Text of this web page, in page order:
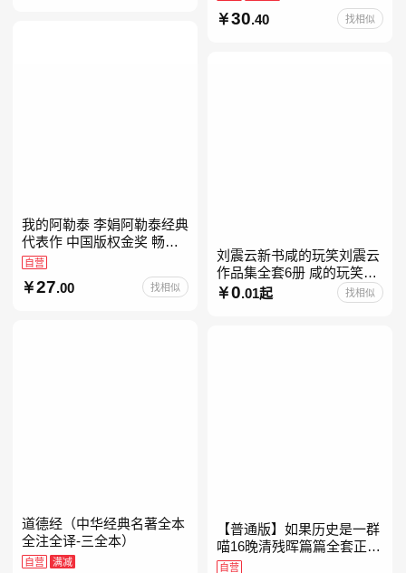
30.40 找相似
我的阿勒泰 李娟阿勒泰经典
代表作 中国版权金奖 畅销
超200万册 同名剧8.9分爆款
北疆大地的旷野之梦 当当自
营
自营
27.00 找相似
刘震云新书咸的玩笑刘震云
作品集全套6册 咸的玩笑
+一句顶一万句+一日三秋
+我不是潘金莲+我叫刘跃进
0.01起 找相似
道德经（中华经典名著全本
全注全译-三全本）
自营 满减
【普通版】如果历史是一群
喵16晚清残晖篇篇全套正版
1-156册肥志著漫画8周年纪
自营